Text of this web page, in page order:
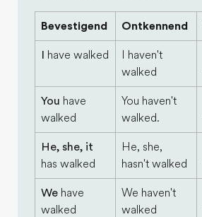
Bevestigend Ontkennend
I have walked
I haven't
walked
You have
walked
You haven't
walked.
He, she, it
has walked
He, she,
hasn't walked
We have
walked
We haven't
walked